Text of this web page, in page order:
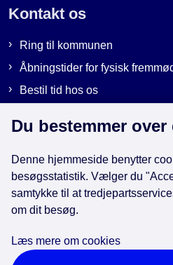
Kontakt os
Ring til kommunen
Åbningstider for fysisk
Bestil tid hos os
Genveje
EAN-numre i kommunen
Cookies
Du bestemmer over
Denne hjemmeside benytter
besøgsstatistik. Vælger du
samtykke til at
om dit besøg.
Læs mere om cookies